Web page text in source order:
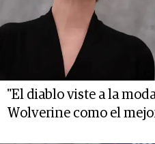
"El diablo viste a la
Wolverine como el